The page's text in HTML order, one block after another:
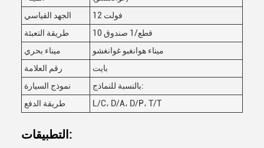
الجهد القياسي
12 فولت
طريقة التعبئة
10 قطع/1 صندوق
ميناء بحري
ميناء هوانغبو غوانغشو
رقم العلامة
بايت
نموذج السيارة
بالنسبة للنماذج:
طريقة الدفع
L/C، D/A، D/P، T/T
التطبيقات: